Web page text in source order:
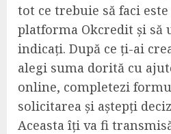
tot ce trebuie să faci este
platforma Okcredit și să
indicați. După ce ți-ai
alegi suma dorită cu
online, completezi
solicitarea și aștepți
Aceasta îți va fi